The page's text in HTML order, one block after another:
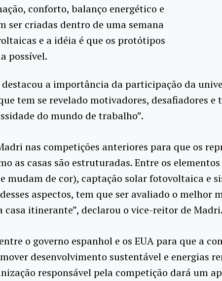
conforto, balanço energético e
ser criadas dentro de uma semana
e a idéia é que os protótipos
possível.
a importância da participação da
tem se revelado motivadores, desafiadores
do mundo de trabalho”.
nas competições anteriores para que os
as casas são estruturadas. Entre os
de cor), captação solar fotovoltaica e
aspectos, tem que ser avaliado o melhor
itinerante”, declarou o vice-reitor de Madri.
o governo espanhol e os EUA para que a
desenvolvimento sustentável e energias
responsável pela competição dará um